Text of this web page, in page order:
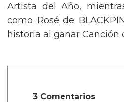
Artista del Año,
como Rosé de
historia al ganar Canción
3 Comentarios